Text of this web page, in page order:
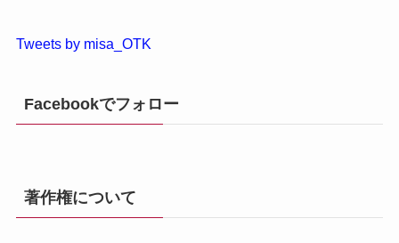
Tweets by misa_OTK
Facebookでフォロー
著作権について